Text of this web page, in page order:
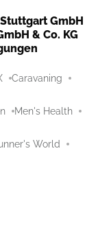
GmbH
& Co. KG
Caravaning
Men's Health
World